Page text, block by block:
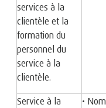
services à la
clientèle et la
formation du
personnel du
service à la
clientèle.
Service à la
• Nom